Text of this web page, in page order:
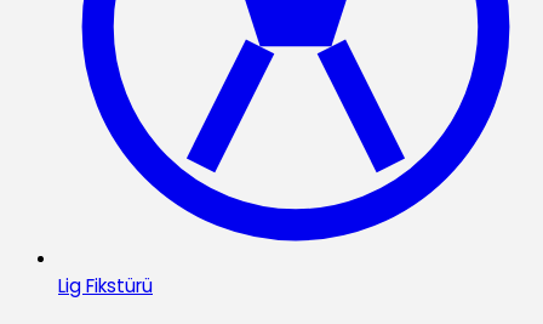
Lig Fikstürü